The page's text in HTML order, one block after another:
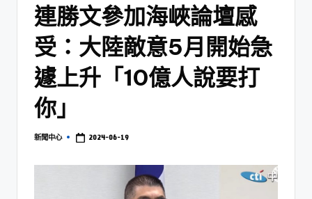
連勝文參加海峽論壇感
受：大陸敵意5月開始急
遽上升「10億人說要打
你」
新聞中心 2024-06-19